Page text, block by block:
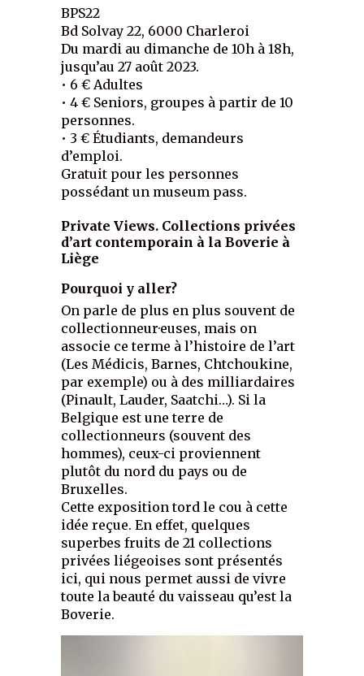
BPS22
Bd Solvay 22, 6000 Charleroi
Du mardi au dimanche de 10h à 18h,
jusqu’au 27 août 2023.
• 6 € Adultes
• 4 € Seniors, groupes à partir de 10
personnes.
• 3 € Étudiants, demandeurs
d’emploi.
Gratuit pour les personnes
possédant un museum pass.
Private Views. Collections privées
d’art contemporain à la Boverie à
Liège
Pourquoi y aller?
On parle de plus en plus souvent de
collectionneur·euses, mais on
associe ce terme à l’histoire de l’art
(Les Médicis, Barnes, Chtchoukine,
par exemple) ou à des milliardaires
(Pinault, Lauder, Saatchi…). Si la
Belgique est une terre de
collectionneurs (souvent des
hommes), ceux-ci proviennent
plutôt du nord du pays ou de
Bruxelles.
Cette exposition tord le cou à cette
idée reçue. En effet, quelques
superbes fruits de 21 collections
privées liégeoises sont présentés
ici, qui nous permet aussi de vivre
toute la beauté du vaisseau qu’est la
Boverie.